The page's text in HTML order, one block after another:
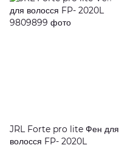
JRL Forte pro lite Фен для
волосся FP- 2020L